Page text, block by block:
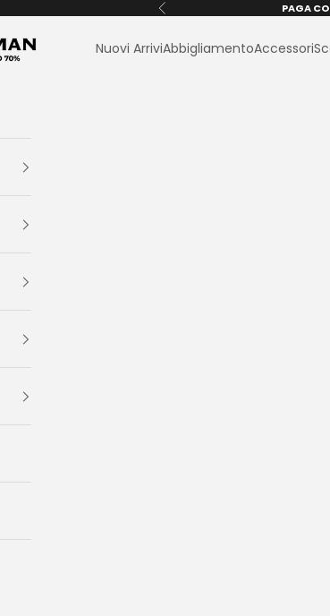
Precedente PAGA
Nuovi ArriviAbbigliamentoAccessori